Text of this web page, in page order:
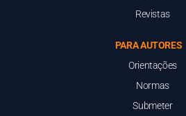
Revistas
PARA AUTORES
Orientações
Normas
Submeter